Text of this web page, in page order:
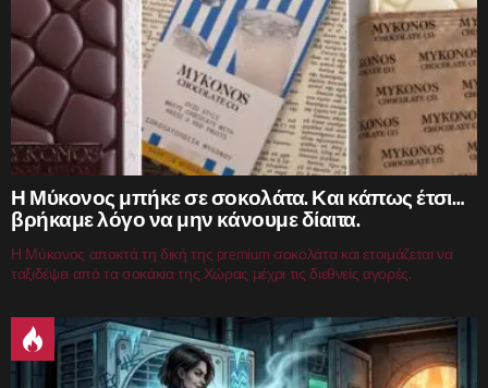
Η Μύκονος μπήκε σε σοκολάτα. Και κάπως έτσι…
βρήκαμε λόγο να μην κάνουμε δίαιτα.
Η Μύκονος αποκτά τη δική της premium σοκολάτα και ετοιμάζεται να
ταξιδέψει από τα σοκάκια της Χώρας μέχρι τις διεθνείς αγορές.